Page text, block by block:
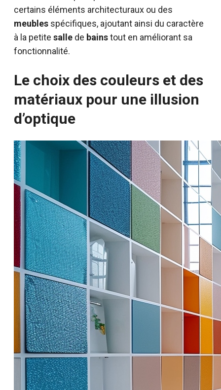
certains éléments architecturaux ou des
meubles spécifiques, ajoutant ainsi du caractère
à la petite salle de bainstout en améliorant sa
fonctionnalité.
Le choix des couleurs et des
matériaux pour une illusion
d’optique